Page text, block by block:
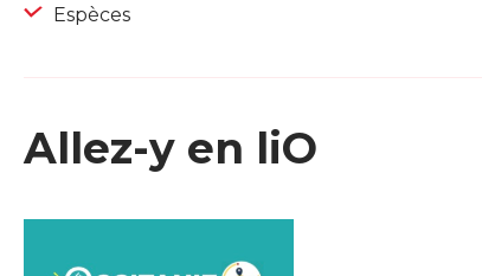
Espèces
Allez-y en liO